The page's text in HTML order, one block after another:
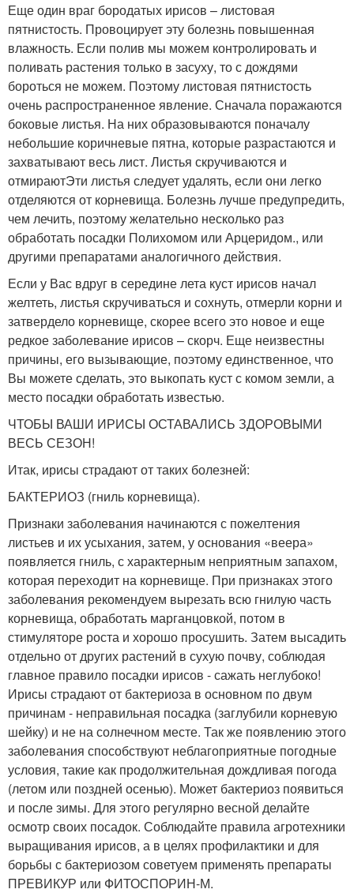
Еще один враг бородатых ирисов – листовая
пятнистость. Провоцирует эту болезнь повышенная
влажность. Если полив мы можем контролировать и
поливать растения только в засуху, то с дождями
бороться не можем. Поэтому листовая пятнистость
очень распространенное явление. Сначала поражаются
боковые листья. На них образовываются поначалу
небольшие коричневые пятна, которые разрастаются и
захватывают весь лист. Листья скручиваются и
отмираютЭти листья следует удалять, если они легко
отделяются от корневища. Болезнь лучше предупредить,
чем лечить, поэтому желательно несколько раз
обработать посадки Полихомом или Арцеридом., или
другими препаратами аналогичного действия.
Если у Вас вдруг в середине лета куст ирисов начал
желтеть, листья скручиваться и сохнуть, отмерли корни и
затвердело корневище, скорее всего это новое и еще
редкое заболевание ирисов – скорч. Еще неизвестны
причины, его вызывающие, поэтому единственное, что
Вы можете сделать, это выкопать куст с комом земли, а
место посадки обработать известью.
ЧТОБЫ ВАШИ ИРИСЫ ОСТАВАЛИСЬ ЗДОРОВЫМИ
ВЕСЬ СЕЗОН!
Итак, ирисы страдают от таких болезней:
БАКТЕРИОЗ (гниль корневища).
Признаки заболевания начинаются с пожелтения
листьев и их усыхания, затем, у основания «веера»
появляется гниль, с характерным неприятным запахом,
которая переходит на корневище. При признаках этого
заболевания рекомендуем вырезать всю гнилую часть
корневища, обработать марганцовкой, потом в
стимуляторе роста и хорошо просушить. Затем высадить
отдельно от других растений в сухую почву, соблюдая
главное правило посадки ирисов - сажать неглубоко!
Ирисы страдают от бактериоза в основном по двум
причинам - неправильная посадка (заглубили корневую
шейку) и не на солнечном месте. Так же появлению этого
заболевания способствуют неблагоприятные погодные
условия, такие как продолжительная дождливая погода
(летом или поздней осенью). Может бактериоз появиться
и после зимы. Для этого регулярно весной делайте
осмотр своих посадок. Соблюдайте правила агротехники
выращивания ирисов, а в целях профилактики и для
борьбы с бактериозом советуем применять препараты
ПРЕВИКУР или ФИТОСПОРИН-М.